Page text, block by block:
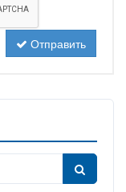
Отправить